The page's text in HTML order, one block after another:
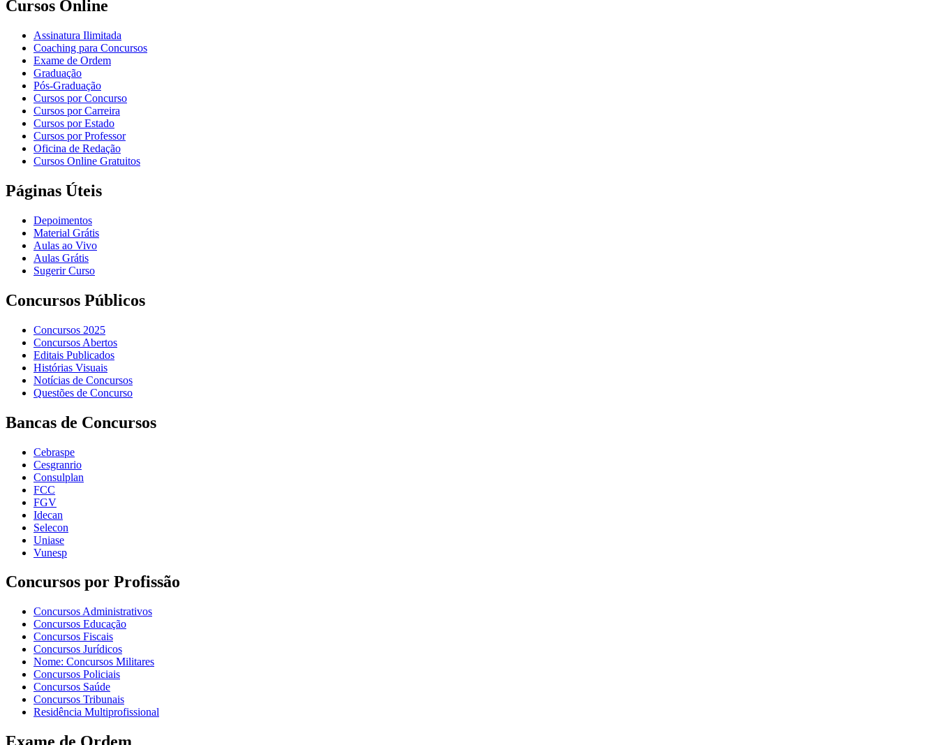
Cursos Online
Assinatura Ilimitada
Coaching para Concursos
Exame de Ordem
Graduação
Pós-Graduação
Cursos por Concurso
Cursos por Carreira
Cursos por Estado
Cursos por Professor
Oficina de Redação
Cursos Online Gratuitos
Páginas Úteis
Depoimentos
Material Grátis
Aulas ao Vivo
Aulas Grátis
Sugerir Curso
Concursos Públicos
Concursos 2025
Concursos Abertos
Editais Publicados
Histórias Visuais
Notícias de Concursos
Questões de Concurso
Bancas de Concursos
Cebraspe
Cesgranrio
Consulplan
FCC
FGV
Idecan
Selecon
Uniase
Vunesp
Concursos por Profissão
Concursos Administrativos
Concursos Educação
Concursos Fiscais
Concursos Jurídicos
Nome: Concursos Militares
Concursos Policiais
Concursos Saúde
Concursos Tribunais
Residência Multiprofissional